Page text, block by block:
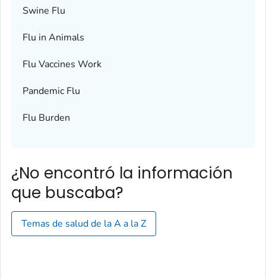
Swine Flu
Flu in Animals
Flu Vaccines Work
Pandemic Flu
Flu Burden
¿No encontró la información
que buscaba?
Temas de salud de la A a la Z